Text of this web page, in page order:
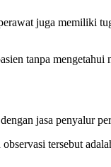
juga memiliki
tanpa mengetahui
jasa penyalur
tersebut